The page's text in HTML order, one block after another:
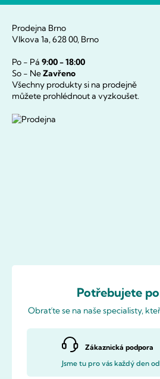
Prodejna Brno
Vlkova 1a, 628 00, Brno
Po - Pá 9:00 - 18:00
So - NeZavřeno
Všechny produkty si na prodejně
můžete prohlédnout a vyzkoušet.
Potřebujete
Obraťte se na naše specialisty,
Zákaznická podpora
Jsme tu pro vás každý den